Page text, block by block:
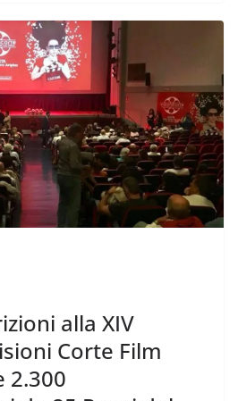
alla XIV
Corte Film
2.300